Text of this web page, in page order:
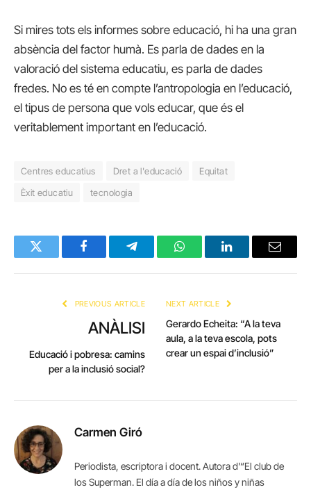
Si mires tots els informes sobre educació, hi ha una gran
absència del factor humà. Es parla de dades en la
valoració del sistema educatiu, es parla de dades
fredes. No es té en compte l’antropologia en l’educació,
el tipus de persona que vols educar, que és el
veritablement important en l’educació.
Centres educatius Dret a l'educació
Equitat
Èxit educatiu
tecnologia
Twitter FacebookTelegramWhatsAppLinkedInEmail
PREVIOUS ARTICLE
ANÀLISI
Educació i pobresa: camins
per a la inclusió social?
NEXT ARTICLE
Gerardo Echeita: “A la teva
aula, a la teva escola, pots
crear un espai d’inclusió”
Carmen Giró
Periodista, escriptora i docent. Autora d'“El club de
los Superman. El día a día de los niños y niñas